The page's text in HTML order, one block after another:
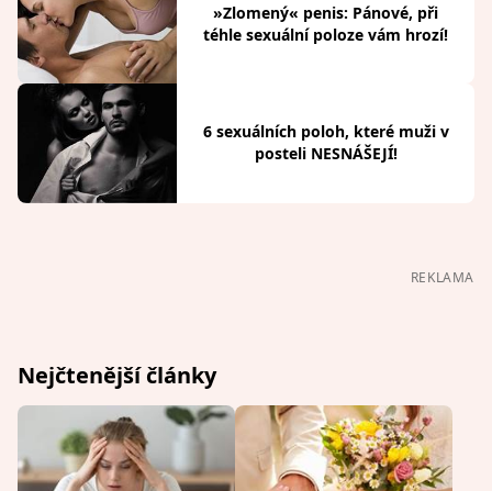
»Zlomený« penis: Pánové, při
téhle sexuální poloze vám hrozí!
6 sexuálních poloh, které muži v
posteli NESNÁŠEJÍ!
REKLAMA
Nejčtenější články